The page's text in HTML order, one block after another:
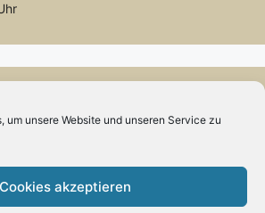
um unsere Website und unseren Service zu
Cookies akzeptieren